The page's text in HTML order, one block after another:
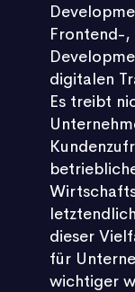
Frontend-
digitalen
Es treibt
dieser
für
wichtiger